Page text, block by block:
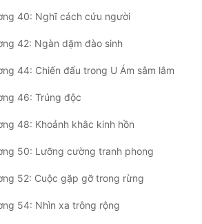
40: Nghĩ cách cứu người
42: Ngàn dặm đào sinh
44: Chiến đấu trong U Ám sâm lâm
46: Trúng độc
48: Khoảnh khắc kinh hồn
50: Lưỡng cường tranh phong
52: Cuộc gặp gỡ trong rừng
54: Nhìn xa trông rộng